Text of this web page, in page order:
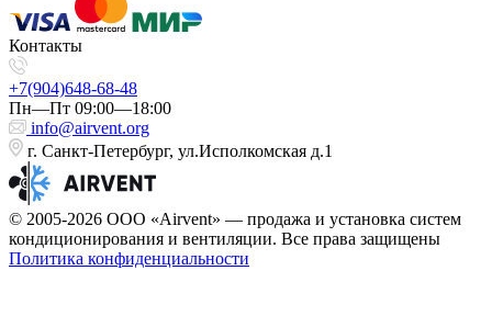
Контакты
+7(904)648-68-48
Пн—Пт 09:00—18:00
info@airvent.org
г. Санкт-Петербург, ул.Исполкомская д.1
© 2005-2026 ООО «Airvent» — продажа и установка систем
кондиционирования и вентиляции. Все права защищены
Политика конфиденциальности